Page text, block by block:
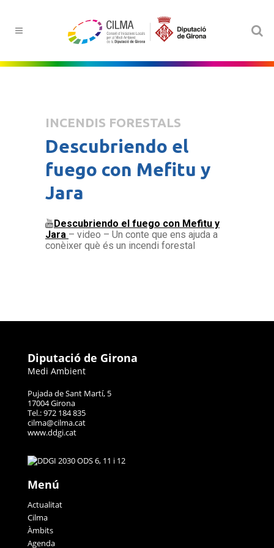
INCENDIS FORESTALS
Descubriendo el
fuego con Mefitu y
Jara
Descubriendo el fuego con Mefitu y
Jara – video – Un conte que ens ajuda a
conèixer què és un incendi forestal
Diputació de Girona
Medi Ambient
Pujada de Sant Martí, 5
17004 Girona
Tel.: 972 184 835
cilma@cilma.cat
www.ddgi.cat
Menú
Actualitat
Cilma
Àmbits
Agenda